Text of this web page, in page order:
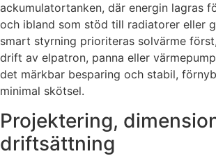
ackumulatortanken, där energin lagras
och ibland som stöd till radiatorer eller
smart styrning prioriteras solvärme
drift av elpatron, panna eller
det märkbar besparing och stabil,
minimal skötsel.
Projektering,
driftsättning